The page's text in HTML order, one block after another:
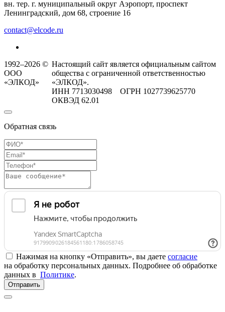
вн. тер. г. муниципальный округ Аэропорт, проспект
Ленинградский, дом 68, строение 16
contact@elcode.ru
1992–2026 ©
ООО
«ЭЛКОД»
Настоящий сайт является официальным сайтом
общества с ограниченной ответственностью
«ЭЛКОД».
ИНН 7713030498 ОГРН 1027739625770
ОКВЭД 62.01
Обратная связь
Нажимая на кнопку «Отправить», вы даете согласие
на обработку персональных данных. Подробнее об обработке
данных в Политике.
Отправить